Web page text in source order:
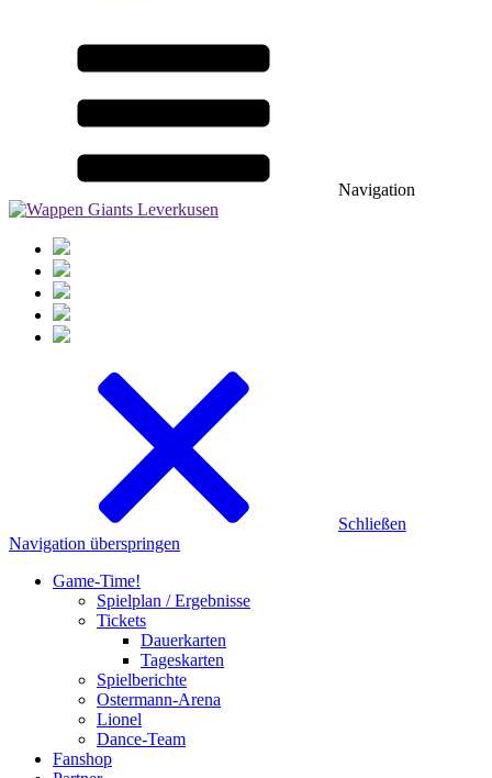
Navigation
Schließen
Navigation überspringen
Game-Time!
Spielplan / Ergebnisse
Tickets
Dauerkarten
Tageskarten
Spielberichte
Ostermann-Arena
Lionel
Dance-Team
Fanshop